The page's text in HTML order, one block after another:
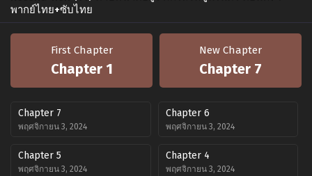
พากย์ไทย+ซับไทย
First Chapter
Chapter 1
New Chapter
Chapter 7
Chapter 7
พฤศจิกายน 3, 2024
Chapter 6
พฤศจิกายน 3, 2024
Chapter 5
พฤศจิกายน 3, 2024
Chapter 4
พฤศจิกายน 3, 2024